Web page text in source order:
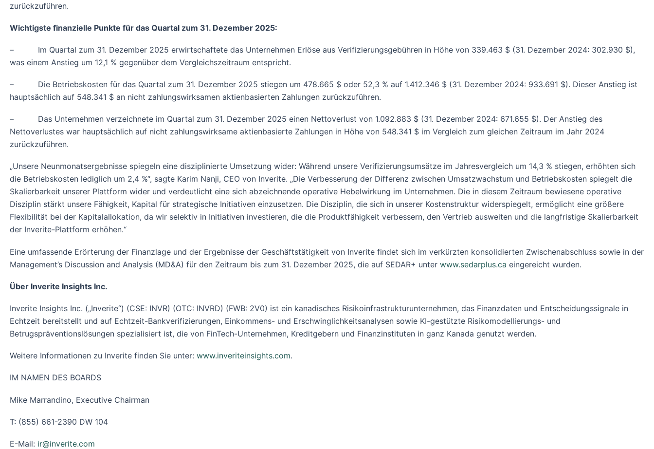
zurückzuführen.
Wichtigste finanzielle Punkte für das Quartal zum 31. Dezember 2025:
– Im Quartal zum 31. Dezember 2025 erwirtschaftete das Unternehmen Erlöse aus Verifizierungsgebühren in Höhe von 339.463 $ (31. Dezember 2024: 302.930 $),
was einem Anstieg um 12,1 % gegenüber dem Vergleichszeitraum entspricht.
– Die Betriebskosten für das Quartal zum 31. Dezember 2025 stiegen um 478.665 $ oder 52,3 % auf 1.412.346 $ (31. Dezember 2024: 933.691 $). Dieser Anstieg ist
hauptsächlich auf 548.341 $ an nicht zahlungswirksamen aktienbasierten Zahlungen zurückzuführen.
– Das Unternehmen verzeichnete im Quartal zum 31. Dezember 2025 einen Nettoverlust von 1.092.883 $ (31. Dezember 2024: 671.655 $). Der Anstieg des
Nettoverlustes war hauptsächlich auf nicht zahlungswirksame aktienbasierte Zahlungen in Höhe von 548.341 $ im Vergleich zum gleichen Zeitraum im Jahr 2024
zurückzuführen.
„Unsere Neunmonatsergebnisse spiegeln eine disziplinierte Umsetzung wider: Während unsere Verifizierungsumsätze im Jahresvergleich um 14,3 % stiegen, erhöhten sich
die Betriebskosten lediglich um 2,4 %“, sagte Karim Nanji, CEO von Inverite. „Die Verbesserung der Differenz zwischen Umsatzwachstum und Betriebskosten spiegelt die
Skalierbarkeit unserer Plattform wider und verdeutlicht eine sich abzeichnende operative Hebelwirkung im Unternehmen. Die in diesem Zeitraum bewiesene operative
Disziplin stärkt unsere Fähigkeit, Kapital für strategische Initiativen einzusetzen. Die Disziplin, die sich in unserer Kostenstruktur widerspiegelt, ermöglicht eine größere
Flexibilität bei der Kapitalallokation, da wir selektiv in Initiativen investieren, die die Produktfähigkeit verbessern, den Vertrieb ausweiten und die langfristige Skalierbarkeit
der Inverite-Plattform erhöhen.“
Eine umfassende Erörterung der Finanzlage und der Ergebnisse der Geschäftstätigkeit von Inverite findet sich im verkürzten konsolidierten Zwischenabschluss sowie in der
Management’s Discussion and Analysis (MD&A) für den Zeitraum bis zum 31. Dezember 2025, die auf SEDAR+ unter www.sedarplus.ca eingereicht wurden.
Über Inverite Insights Inc.
Inverite Insights Inc. („Inverite“) (CSE: INVR) (OTC: INVRD) (FWB: 2V0) ist ein kanadisches Risikoinfrastrukturunternehmen, das Finanzdaten und Entscheidungssignale in
Echtzeit bereitstellt und auf Echtzeit-Bankverifizierungen, Einkommens- und Erschwinglichkeitsanalysen sowie KI-gestützte Risikomodellierungs- und
Betrugspräventionslösungen spezialisiert ist, die von FinTech-Unternehmen, Kreditgebern und Finanzinstituten in ganz Kanada genutzt werden.
Weitere Informationen zu Inverite finden Sie unter: www.inveriteinsights.com.
IM NAMEN DES BOARDS
Mike Marrandino, Executive Chairman
T: (855) 661-2390 DW 104
E-Mail: ir@inverite.com